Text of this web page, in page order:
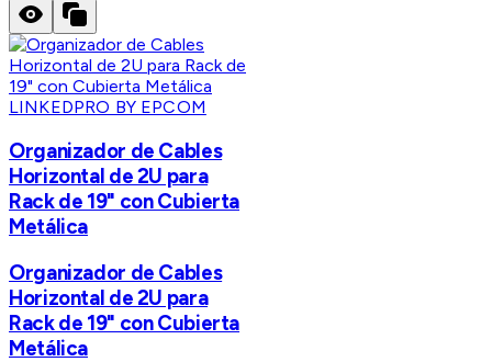
LINKEDPRO BY EPCOM
Organizador de Cables
Horizontal de 2U para
Rack de 19" con Cubierta
Metálica
Organizador de Cables
Horizontal de 2U para
Rack de 19" con Cubierta
Metálica